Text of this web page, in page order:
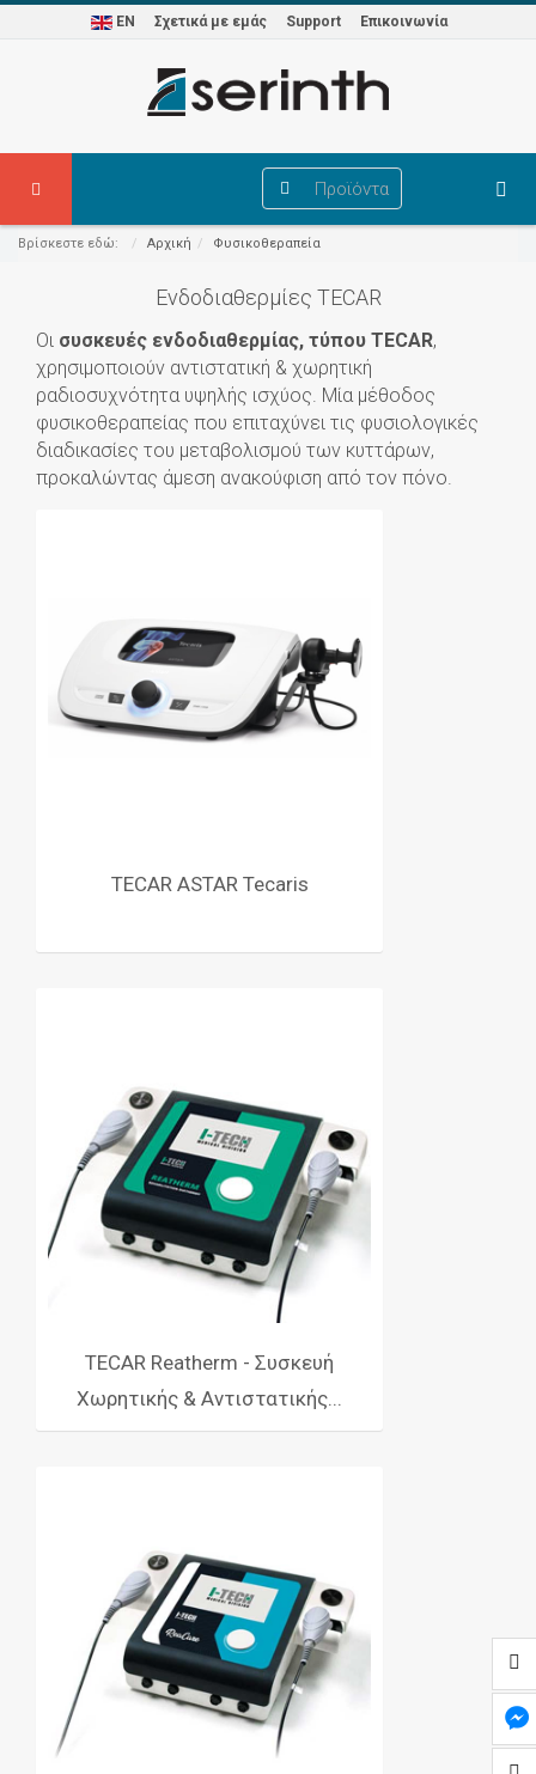
EN Σχετικά με εμάς Support Επικοινωνία
Προϊόντα
Βρίσκεστε εδώ: Αρχική Φυσικοθεραπεία
Ενδοδιαθερμίες TECAR
Οι συσκευές ενδοδιαθερμίας, τύπου TECAR,
χρησιμοποιούν αντιστατική & χωρητική
ραδιοσυχνότητα υψηλής ισχύος. Μία μέθοδος
φυσικοθεραπείας που επιταχύνει τις φυσιολογικές
διαδικασίες του μεταβολισμού των κυττάρων,
προκαλώντας άμεση ανακούφιση από τον πόνο.
TECAR ASTAR Tecaris
TECAR Reatherm - Συσκευή
Χωρητικής & Αντιστατικής...